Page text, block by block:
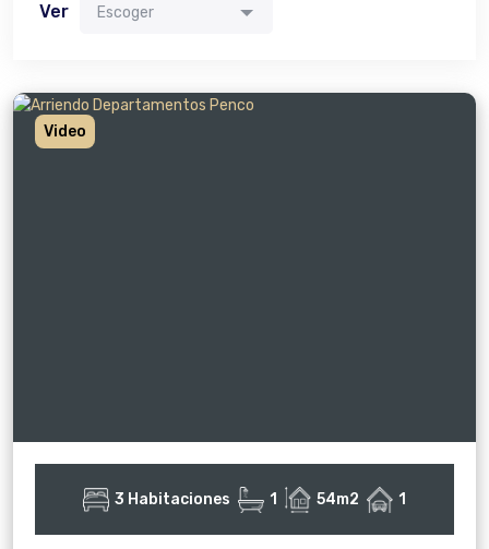
Ver Escoger
Video
3 Habitaciones 1 54m2 1